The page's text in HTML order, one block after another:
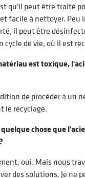
qu'il peut être traité
facile à nettoyer. Peu
il peut être
cycle de vie, où il est
est toxique,
de procéder à un
le recyclage.
chose que
oui. Mais nous
des solutions. Je ne